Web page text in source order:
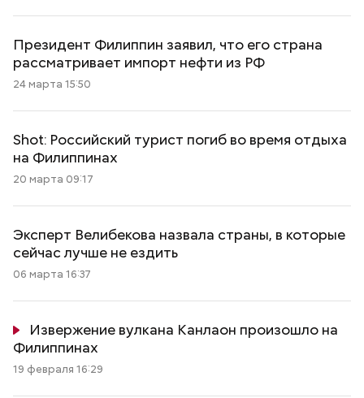
Президент Филиппин заявил, что его страна
рассматривает импорт нефти из РФ
24 марта 15:50
Shot: Российский турист погиб во время отдыха
на Филиппинах
20 марта 09:17
Эксперт Велибекова назвала страны, в которые
сейчас лучше не ездить
06 марта 16:37
Извержение вулкана Канлаон произошло на
Филиппинах
19 февраля 16:29